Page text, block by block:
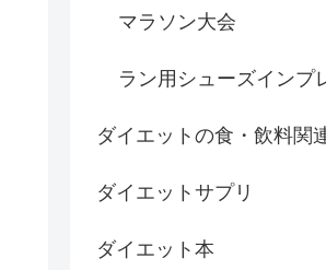
マラソン大会
ラン用シューズインプ
ダイエットの食・飲料関
ダイエットサプリ
ダイエット本